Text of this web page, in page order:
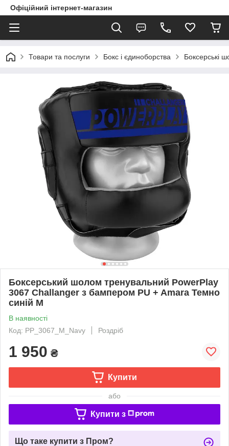
Офіційний інтернет-магазин
Товари та послуги Бокс і єдиноборства Боксерські
Боксерський шолом тренувальний PowerPlay
3067 Challanger з бампером PU + Amara Темно
синій M
В наявності
Код: PP_3067_M_Navy
Роздріб
1 950 ₴
Купити
або
Купити з
Що таке купити з Пром?